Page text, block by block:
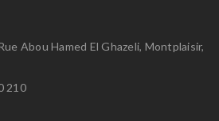
Abou Hamed El Ghazeli, Montplaisir,
210